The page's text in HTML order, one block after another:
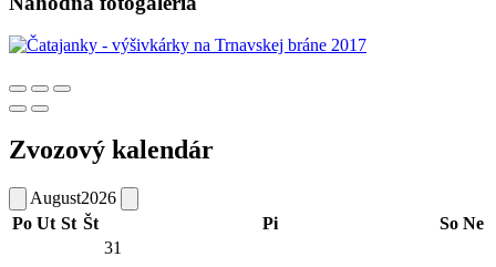
Zvozový kalendár
August2026
Po Ut St Št Pi So Ne
31